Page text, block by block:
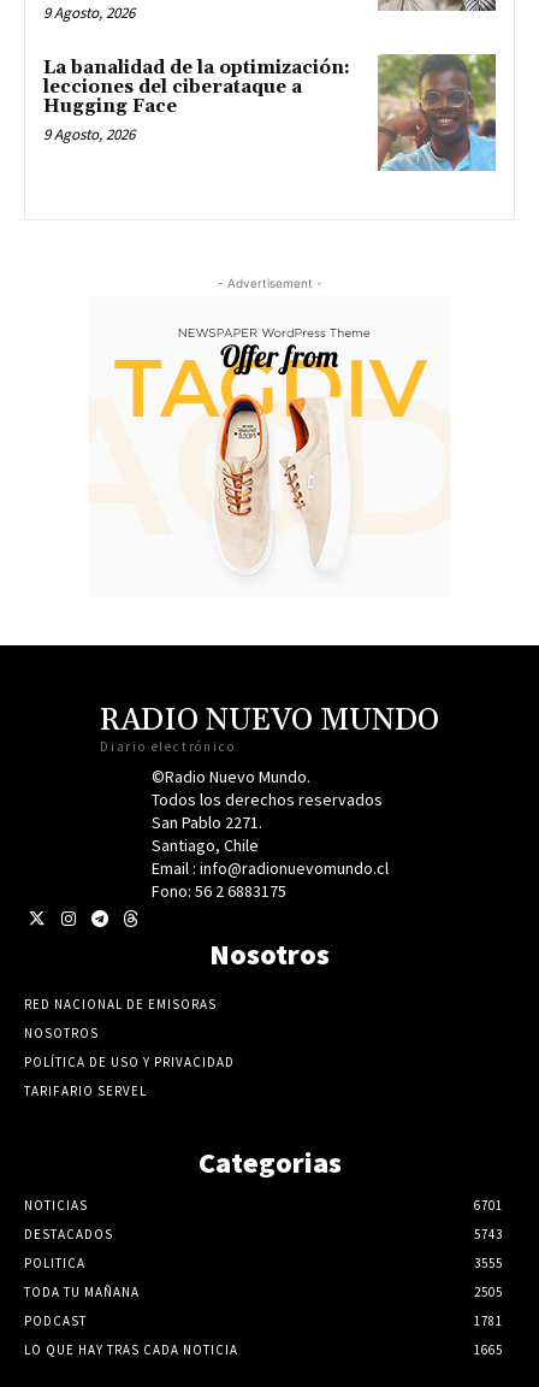
9 Agosto, 2026
La banalidad de la optimización:
lecciones del ciberataque a
Hugging Face
9 Agosto, 2026
- Advertisement -
RADIO NUEVO MUNDO
Diario electrónico
©Radio Nuevo Mundo.
Todos los derechos reservados
San Pablo 2271.
Santiago, Chile
Email : info@radionuevomundo.cl
Fono: 56 2 6883175
Nosotros
RED NACIONAL DE EMISORAS
NOSOTROS
POLÍTICA DE USO Y PRIVACIDAD
TARIFARIO SERVEL
Categorias
NOTICIAS
6701
DESTACADOS
5743
POLITICA
3555
TODA TU MAÑANA
2505
PODCAST
1781
LO QUE HAY TRAS CADA NOTICIA
1665